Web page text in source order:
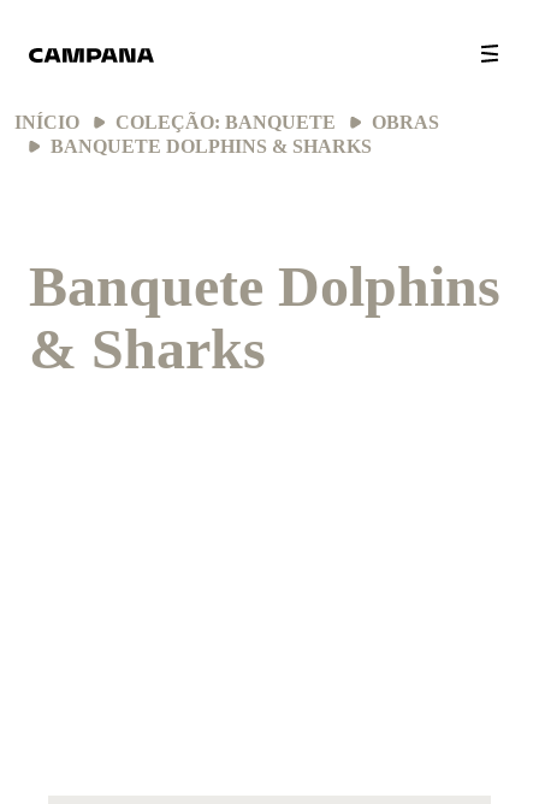
INÍCIO COLEÇÃO: BANQUETE
OBRAS
BANQUETE DOLPHINS & SHARKS
Banquete Dolphins
& Sharks